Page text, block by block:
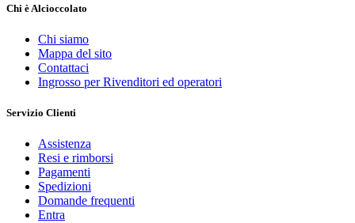
Chi è Alcioccolato
Chi siamo
Mappa del sito
Contattaci
Ingrosso per Rivenditori ed operatori
Servizio Clienti
Assistenza
Resi e rimborsi
Pagamenti
Spedizioni
Domande frequenti
Entra